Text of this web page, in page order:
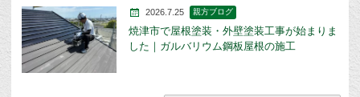
2026.7.25 親方ブログ
焼津市で屋根塗装・外壁塗装工事が始まりま
した｜ガルバリウム鋼板屋根の施工